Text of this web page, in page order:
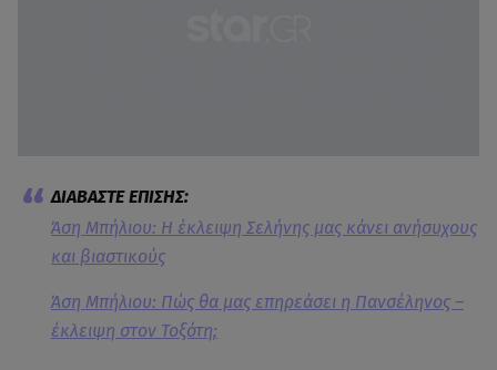
Άση Μπήλιου: Η έκλειψη Σελήνης μας κάνει ανήσυχους
και βιαστικούς
Άση Μπήλιου: Πώς θα μας επηρεάσει η Πανσέληνος –
έκλειψη στον Τοξότη;